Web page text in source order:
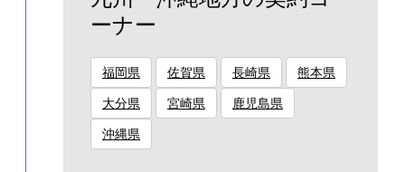
ーナー
福岡県 佐賀県 長崎県 熊本県
大分県 宮崎県 鹿児島県
沖縄県